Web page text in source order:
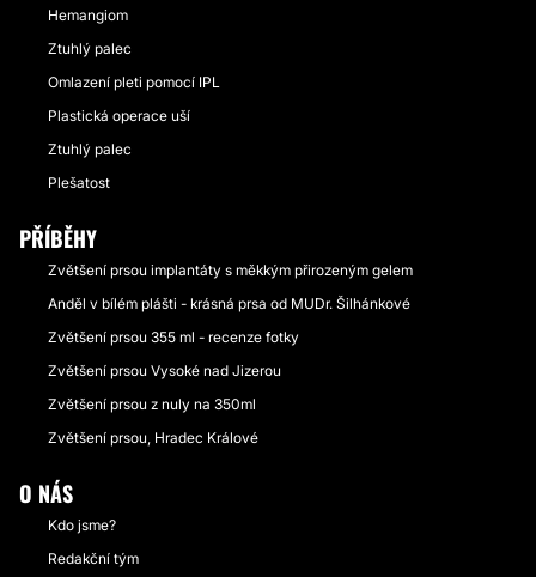
Hemangiom
Ztuhlý palec
Omlazení pleti pomocí IPL
Plastická operace uší
Ztuhlý palec
Plešatost
PŘÍBĚHY
Zvětšení prsou implantáty s měkkým přirozeným gelem
Anděl v bílém plášti - krásná prsa od MUDr. Šilhánkové
Zvětšení prsou 355 ml - recenze fotky
Zvětšení prsou Vysoké nad Jizerou
Zvětšení prsou z nuly na 350ml
Zvětšení prsou, Hradec Králové
O NÁS
Kdo jsme?
Redakční tým